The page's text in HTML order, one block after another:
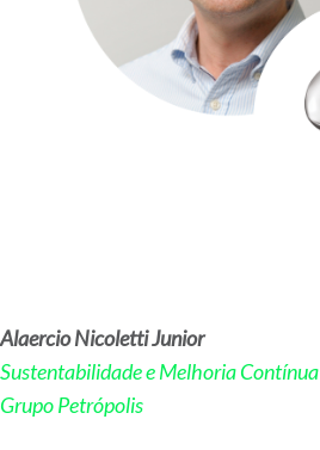
Alaercio Nicoletti Junior
Sustentabilidade e Melhoria Contínua
Grupo Petrópolis